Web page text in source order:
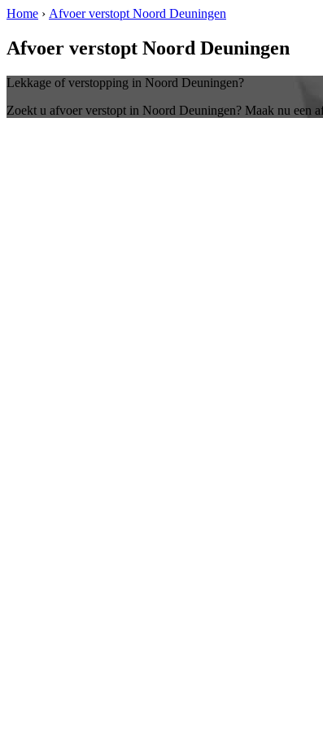
Home › Afvoer verstopt Noord Deuningen
Afvoer verstopt Noord Deuningen
Lekkage of verstopping in Noord Deuningen?
Zoekt u afvoer verstopt in Noord Deuningen? Maak nu een